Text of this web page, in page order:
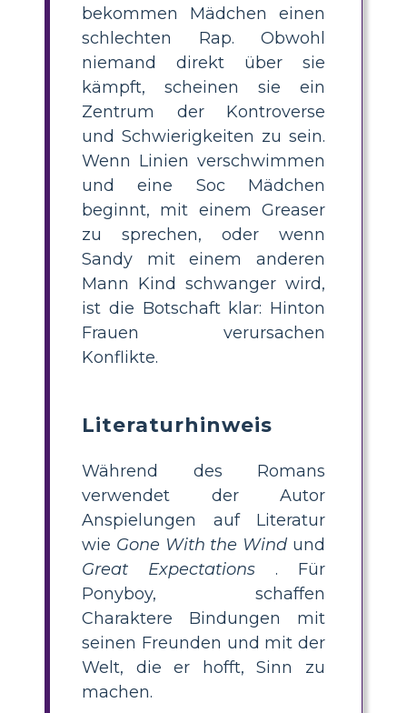
bekommen Mädchen einen
schlechten Rap. Obwohl
niemand direkt über sie
kämpft, scheinen sie ein
Zentrum der Kontroverse
und Schwierigkeiten zu sein.
Wenn Linien verschwimmen
und eine Soc Mädchen
beginnt, mit einem Greaser
zu sprechen, oder wenn
Sandy mit einem anderen
Mann Kind schwanger wird,
ist die Botschaft klar: Hinton
Frauen verursachen
Konflikte.
Literaturhinweis
Während des Romans
verwendet der Autor
Anspielungen auf Literatur
wie Gone With the Wind und
Great Expectations . Für
Ponyboy, schaffen
Charaktere Bindungen mit
seinen Freunden und mit der
Welt, die er hofft, Sinn zu
machen.